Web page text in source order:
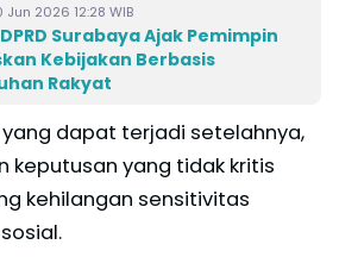
Jun 2026 12:28 WIB
Surabaya Ajak Pemimpin
Kebijakan Berbasis
Rakyat
yang dapat terjadi setelahnya,
keputusan yang tidak kritis
kehilangan sensitivitas